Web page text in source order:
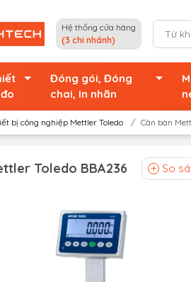
Hệ thống cửa hàng
(3 chi nhánh)
Đóng gói, Đóng
chai, In nhãn
bị công nghiệp Mettler Toledo / Cân bàn
Toledo BBA236 So